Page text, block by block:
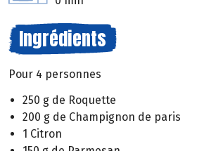
Ingrédients
Pour 4 personnes
250 g de Roquette
200 g de Champignon de paris
1 Citron